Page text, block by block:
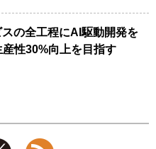
スの全工程にAI駆動開発を
性30%向上を目指す